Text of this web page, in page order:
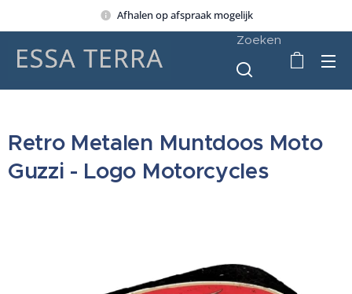
Afhalen op afspraak mogelijk
Zoeken
Retro Metalen Muntdoos Moto
Guzzi - Logo Motorcycles